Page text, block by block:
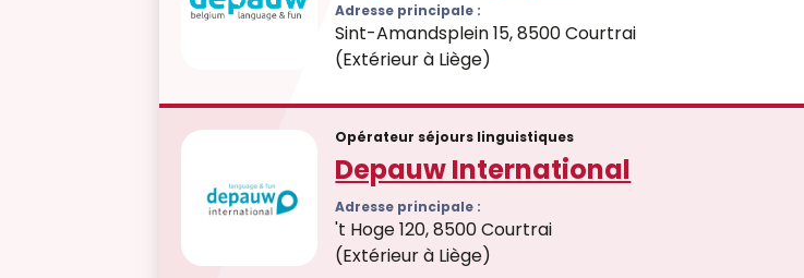
Adresse principale :
Sint-Amandsplein 15, 8500 Courtrai
(Extérieur à Liège)
Opérateur séjours linguistiques
Depauw International
Adresse principale :
't Hoge 120, 8500 Courtrai
(Extérieur à Liège)